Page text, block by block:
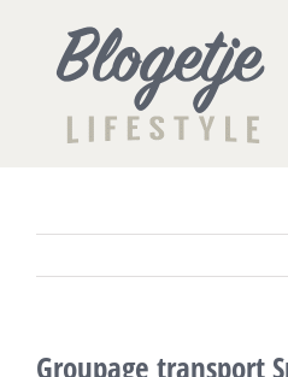
Groupage transport